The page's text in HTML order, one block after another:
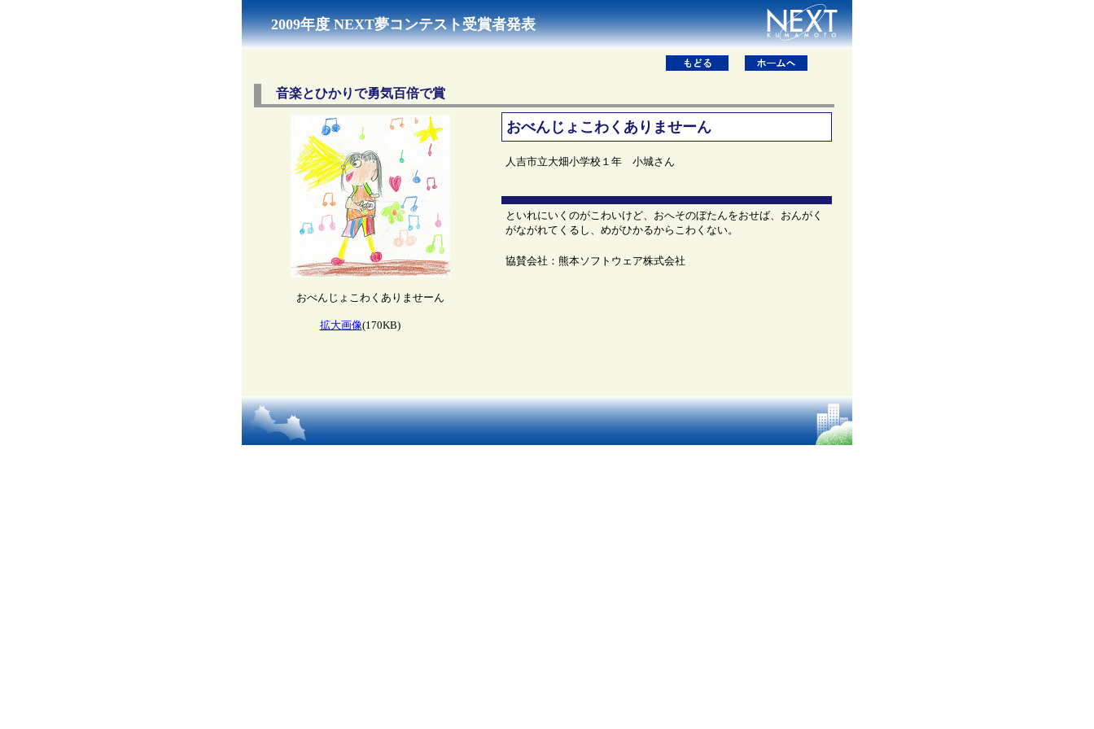
2009年度 NEXT夢コンテスト受賞者発表
音楽とひかりで勇気百倍で賞
おべんじょこわくありませーん
拡大画像(170KB)
おべんじょこわくありませーん
人吉市立大畑小学校１年 小城さん
といれにいくのがこわいけど、おへそのぼたんをおせば、おんがく
がながれてくるし、めがひかるからこわくない。
協賛会社：熊本ソフトウェア株式会社